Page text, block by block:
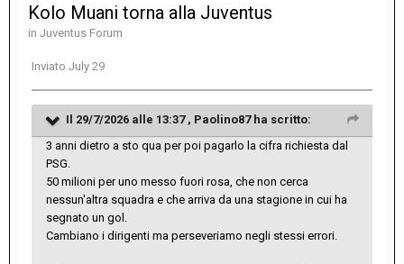
Kolo Muani torna alla Juventus
in Juventus Forum
Inviato July 29
Il 29/7/2026 alle 13:37 , Paolino87ha scritto:
3 anni dietro a sto qua per poi pagarlo la cifra richiesta dal
PSG.
50 milioni per uno messo fuori rosa, che non cerca
nessun'altra squadra e che arriva da una stagione in cui ha
segnato un gol.
Cambiano i dirigenti ma perseveriamo negli stessi errori.